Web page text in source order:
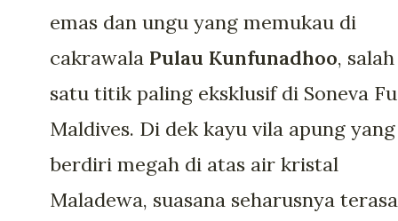
emas dan ungu yang memukau di
cakrawala Pulau Kunfunadhoo, salah
satu titik paling eksklusif di Soneva
Maldives. Di dek kayu vila apung yang
berdiri megah di atas air kristal
Maladewa, suasana seharusnya terasa